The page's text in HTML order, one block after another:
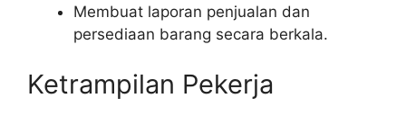
Membuat laporan penjualan dan
persediaan barang secara berkala.
Ketrampilan Pekerja